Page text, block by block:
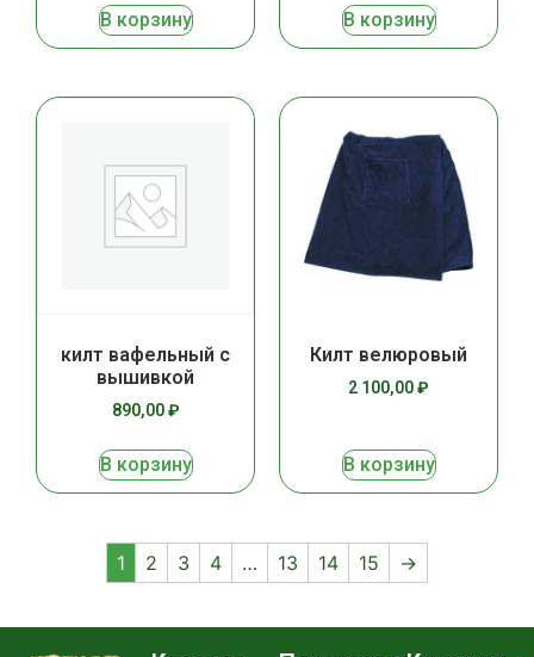
В корзину В корзину
килт вафельный с
вышивкой
890,00₽
В корзину
Килт велюровый
2 100,00₽
В корзину
1 2 3 4 … 13 14 15 →